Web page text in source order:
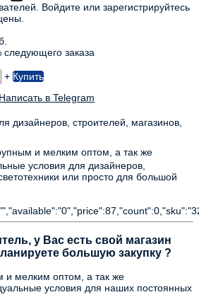
Войдите или зарегистрируйтесь
заказа
+ Купить
Написать в Telegram
дизайнеров, строителей, магазинов,
и мелким оптом, а так же
условия для дизайнеров,
или просто для большой
у Вас есть свой магазин
большую закупку ?
мелким оптом, а так же
условия для наших постоянных